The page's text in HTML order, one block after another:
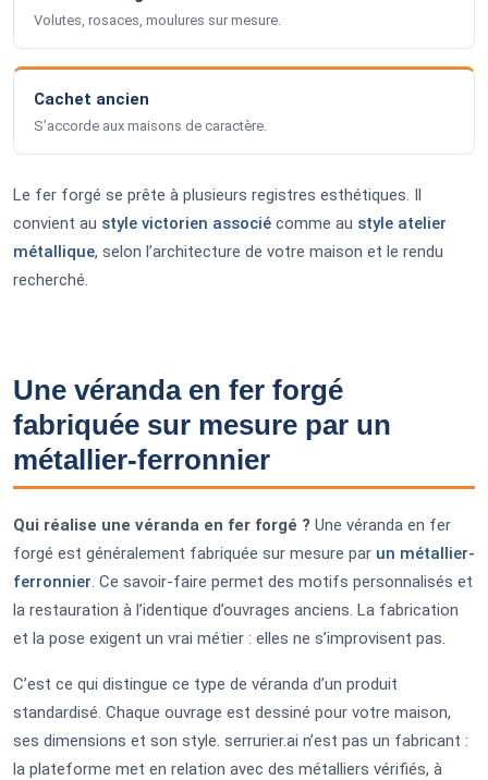
Volutes, rosaces, moulures sur mesure.
Cachet ancien
S’accorde aux maisons de caractère.
Le fer forgé se prête à plusieurs registres esthétiques. Il
convient au style victorien associé comme au style atelier
métallique, selon l’architecture de votre maison et le rendu
recherché.
Une véranda en fer forgé
fabriquée sur mesure par un
métallier-ferronnier
Qui réalise une véranda en fer forgé ? Une véranda en fer
forgé est généralement fabriquée sur mesure par un métallier-
ferronnier . Ce savoir-faire permet des motifs personnalisés et
la restauration à l’identique d’ouvrages anciens. La fabrication
et la pose exigent un vrai métier : elles ne s’improvisent pas.
C’est ce qui distingue ce type de véranda d’un produit
standardisé. Chaque ouvrage est dessiné pour votre maison,
ses dimensions et son style. serrurier.ai n’est pas un fabricant :
la plateforme met en relation avec des métalliers vérifiés, à